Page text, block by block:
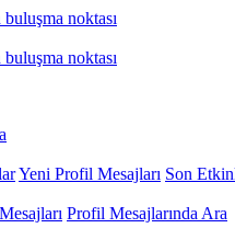
Yeni Profil Mesajları Son
Profil Mesajlarında Ara